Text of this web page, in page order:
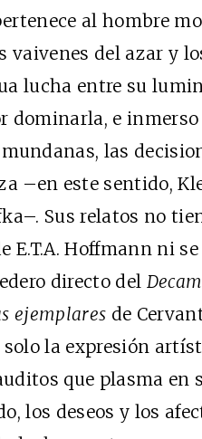
al hombre
del azar y
lucha entre su
dominarla, e
las
–en este sentido,
Sus relatos no
E.T.A. Hoffmann ni
directo del
ejemplares de
la expresión
que plasma en
los deseos y los